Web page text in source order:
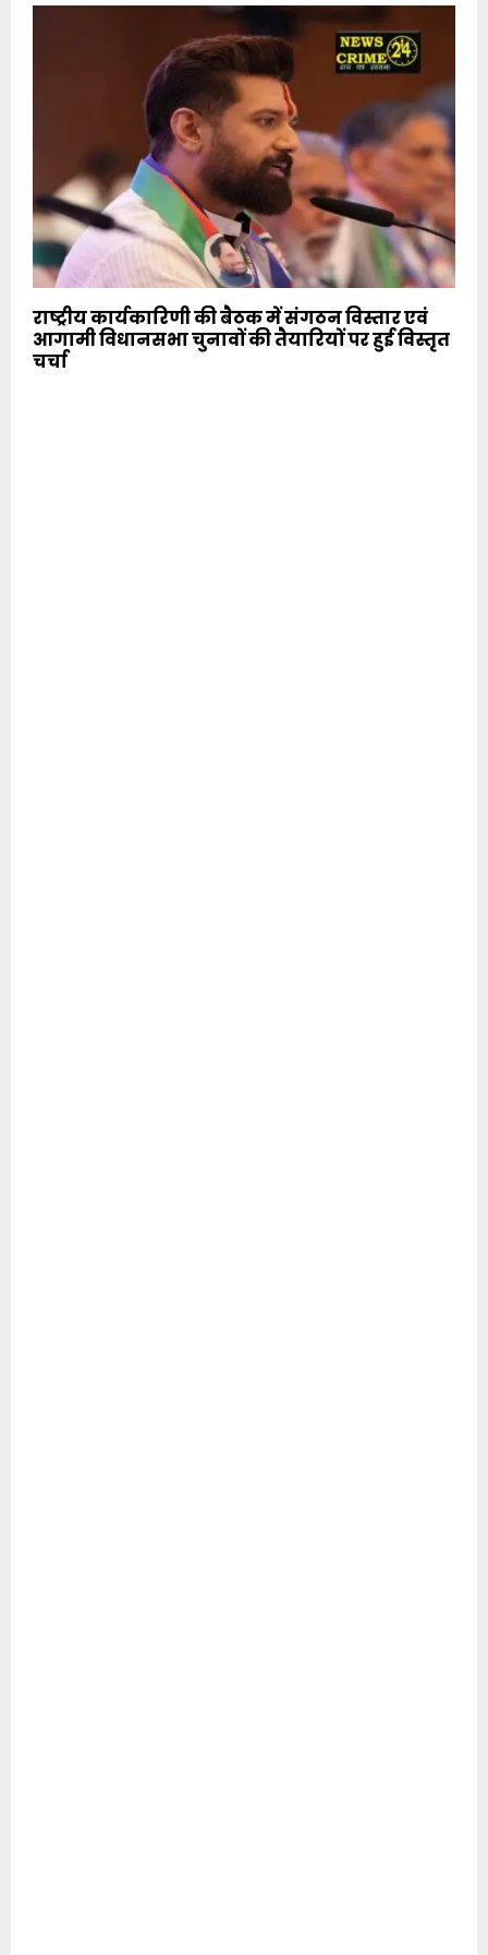
राष्ट्रीय कार्यकारिणी की बैठक में संगठन विस्तार एवं
आगामी विधानसभा चुनावों की तैयारियों पर हुई विस्तृत
चर्चा